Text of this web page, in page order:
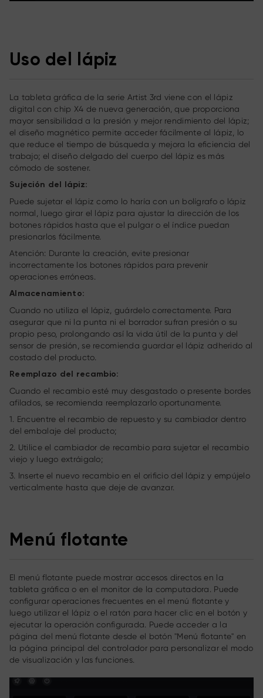
Uso del lápiz
La tableta gráfica de la serie Artist 3rd viene con el lápiz
digital con chip X4 de nueva generación, que proporciona
mayor sensibilidad a la presión y mejor rendimiento del lápiz;
el diseño magnético permite acceder fácilmente al lápiz, lo
que reduce el tiempo de búsqueda y mejora la eficiencia del
trabajo; el diseño delgado del cuerpo del lápiz es más
cómodo de sostener.
Sujeción del lápiz:
Puede sujetar el lápiz como lo haría con un bolígrafo o lápiz
normal, luego girar el lápiz para ajustar la dirección de los
botones rápidos hasta que el pulgar o el índice puedan
presionarlos fácilmente.
Atención: Durante la creación, evite presionar
incorrectamente los botones rápidos para prevenir
operaciones erróneas.
Almacenamiento:
Cuando no utiliza el lápiz, guárdelo correctamente. Para
asegurar que ni la punta ni el borrador sufran presión o su
propio peso, prolongando así la vida útil de la punta y del
sensor de presión, se recomienda guardar el lápiz adherido al
costado del producto.
Reemplazo del recambio:
Cuando el recambio esté muy desgastado o presente bordes
afilados, se recomienda reemplazarlo oportunamente.
1. Encuentre el recambio de repuesto y su cambiador dentro
del embalaje del producto;
2. Utilice el cambiador de recambio para sujetar el recambio
viejo y luego extráigalo;
3. Inserte el nuevo recambio en el orificio del lápiz y empújelo
verticalmente hasta que deje de avanzar.
Menú flotante
El menú flotante puede mostrar accesos directos en la
tableta gráfica o en el monitor de la computadora. Puede
configurar operaciones frecuentes en el menú flotante y
luego utilizar el lápiz o el ratón para hacer clic en el botón y
ejecutar la operación configurada. Puede acceder a la
página del menú flotante desde el botón "Menú flotante" en
la página principal del controlador para personalizar el modo
de visualización y las funciones.